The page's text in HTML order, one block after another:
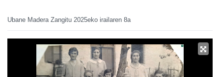
Ubane Madera Zangitu 2025eko irailaren 8a